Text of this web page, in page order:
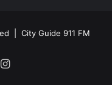
| City Guide 911 FM
Instagram